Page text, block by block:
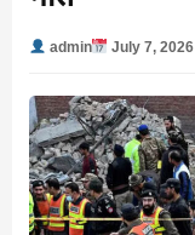
admin July 7, 2026